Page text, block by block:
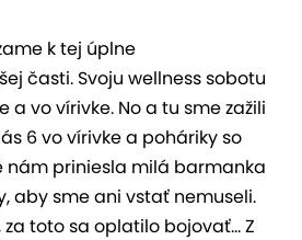
k tej úplne
časti. Svoju wellness sobotu
a vo vírivke. No a tu sme zažili
6 vo vírivke a poháriky so
nám priniesla milá barmanka
aby sme ani vstať nemuseli.
toto sa oplatilo bojovať... Z